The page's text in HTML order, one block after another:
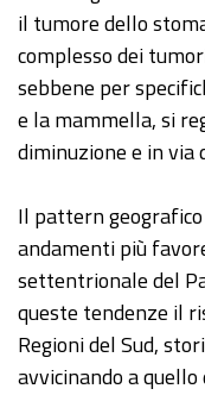
il tumore dello
complesso dei
sebbene per
e la mammella, si
diminuzione e in via
Il pattern
andamenti più
settentrionale del
queste tendenze il
Regioni del Sud,
avvicinando a